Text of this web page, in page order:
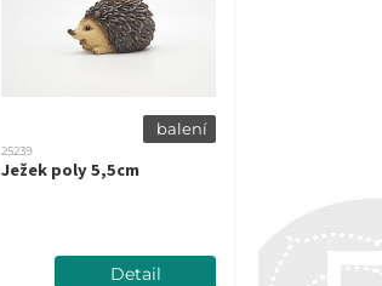
balení
25239
Ježek poly 5,5cm
Detail